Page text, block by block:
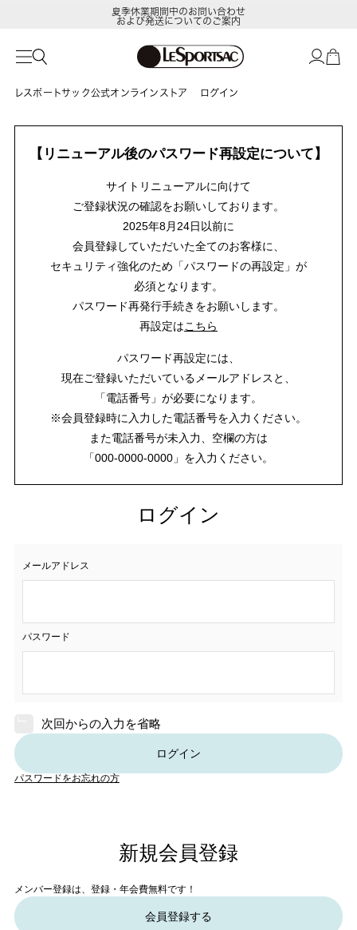
夏季休業期間中のお問い合わせ
および発送についてのご案内
レスポートサック公式オンラインストア ログイン
【リニューアル後のパスワード再設定について】
サイトリニューアルに向けて
ご登録状況の確認をお願いしております。
2025年8月24日以前に
会員登録していただいた全てのお客様に、
セキュリティ強化のため「パスワードの再設定」が
必須となります。
パスワード再発行手続きをお願いします。
再設定はこちら
パスワード再設定には、
現在ご登録いただいているメールアドレスと、
「電話番号」が必要になります。
※会員登録時に入力した電話番号を入力ください。
また電話番号が未入力、空欄の方は
「000-0000-0000」を入力ください。
ログイン
メールアドレス
パスワード
次回からの入力を省略
ログイン
パスワードをお忘れの方
新規会員登録
メンバー登録は、登録・年会費無料です！
会員登録する